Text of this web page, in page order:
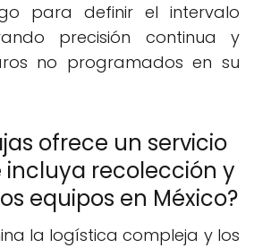
para definir el intervalo
precisión continua y
no programados en su
ofrece un servicio
recolección y
equipos en México?
la logística compleja y los